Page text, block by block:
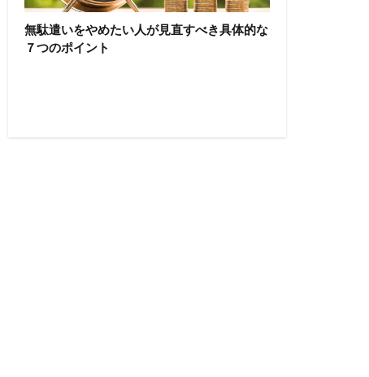
無駄遣いをやめたい人が見直すべき具体的な
７つのポイント